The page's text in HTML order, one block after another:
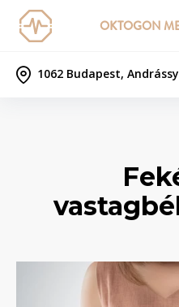
OKTOGON
1062 Budapest,